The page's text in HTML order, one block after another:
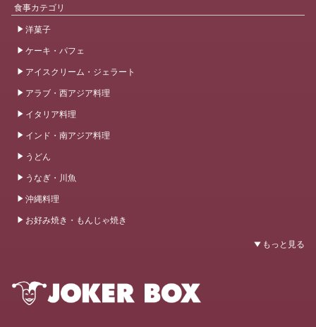
食事カテゴリ
洋菓子
ケーキ・パフェ
アイスクリーム・ジェラート
アラブ・西アジア料理
イタリア料理
インド・南アジア料理
うどん
うなぎ・川魚
沖縄料理
お好み焼き・もんじゃ焼き